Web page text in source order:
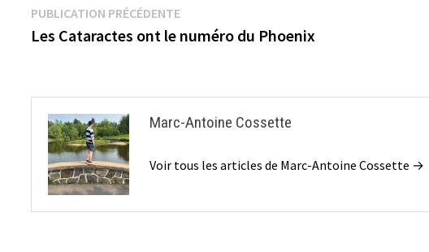
Navigation
de
PUBLICATION PRÉCÉDENTEPublication
précédente :
Les Cataractes ont le numéro du Phoenix
Marc-Antoine Cossette
Voir tous les articles de Marc-Antoine Cossette →